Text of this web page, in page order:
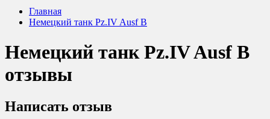
Главная
Немецкий танк Pz.IV Ausf B
Немецкий танк Pz.IV Ausf B
отзывы
Написать отзыв